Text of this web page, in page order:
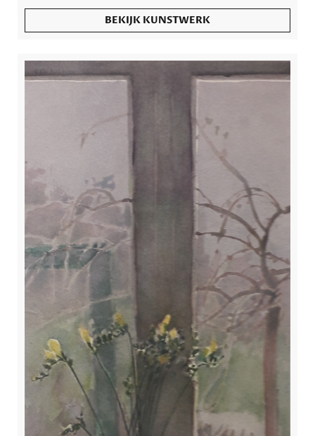
BEKIJK KUNSTWERK